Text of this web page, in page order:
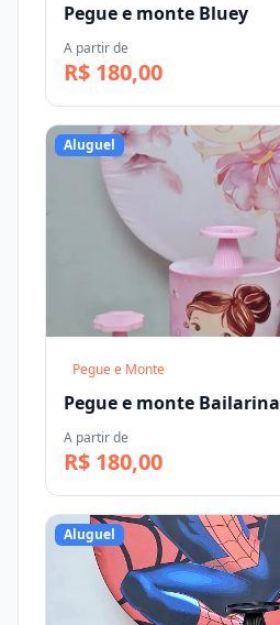
Pegue e monte Bluey
A partir de
R$ 180,00
Aluguel
Pegue e Monte
Pegue e monte Bailarina
A partir de
R$ 180,00
Aluguel